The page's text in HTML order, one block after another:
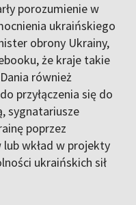
porozumienie w
ukraińskiego
obrony Ukrainy,
że kraje takie
również
przyłączenia się do
sygnatariusze
poprzez
wkład w projekty
ukraińskich sił